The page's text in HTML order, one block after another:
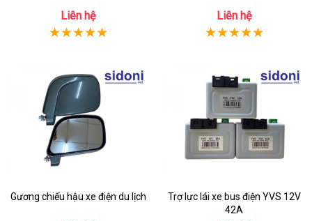
Liên hệ Liên hệ
Gương chiếu hậu xe điện du lịch
Trợ lực lái xe bus điện YVS 12V
42A